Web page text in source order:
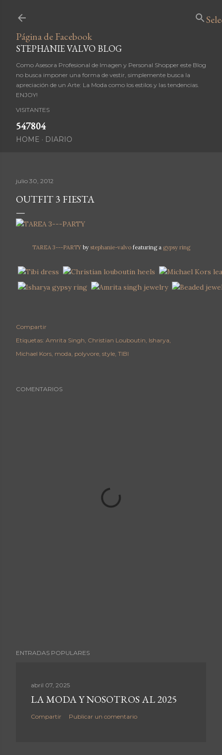
Ir al contenido principal
Página de Facebook
STEPHANIE VALVO BLOG
Como Asesora Profesional de Imagen y Personal Shopper este Blog
no busca imponer una forma de vestir, simplemente busca la
apreciación de un Arte: La Moda como los estilos y las tendencias.
ENJOY!
VISITANTES
547804
HOME DIARIO
julio 30, 2012
OUTFIT 3 FIESTA
TAREA 3---PARTYby stephanie-valvofeaturing a gypsy ring
Compartir
Etiquetas: Amrita Singh Christian Louboutin Isharya
Michael Kors moda polyvore style TIBI
COMENTARIOS
ENTRADAS POPULARES
abril 07, 2025
LA MODA Y NOSOTROS AL 2025
Compartir Publicar un comentario